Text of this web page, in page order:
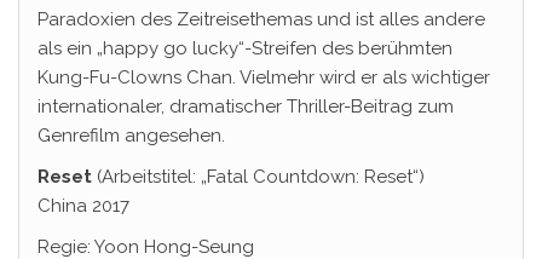
Paradoxien des Zeitreisethemas und ist alles andere
als ein „happy go lucky“-Streifen des berühmten
Kung-Fu-Clowns Chan. Vielmehr wird er als wichtiger
internationaler, dramatischer Thriller-Beitrag zum
Genrefilm angesehen.
Reset (Arbeitstitel: „Fatal Countdown: Reset“)
China 2017
Regie: Yoon Hong-Seung